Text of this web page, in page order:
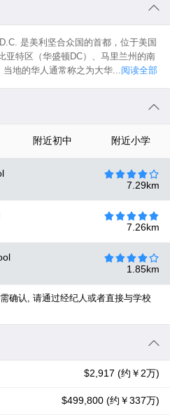
是美利坚合众国的首都，位于美国
亚特区（华盛顿DC）、马里兰州的南
地的华人通常称之为大华...阅读全部
附近初中 附近小学
7.29km
7.26km
1.85km
确认, 请通过经纪人或者直接与学校
$2,917 (约￥2万)
$499,800 (约￥337万)